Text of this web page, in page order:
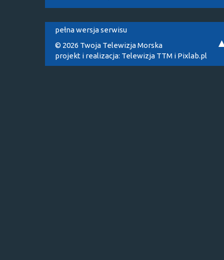
pełna wersja serwisu
© 2026 Twoja Telewizja Morska
projekt i realizacja: Telewizja TTM i Pixlab.pl